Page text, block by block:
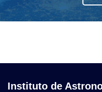
Instituto de